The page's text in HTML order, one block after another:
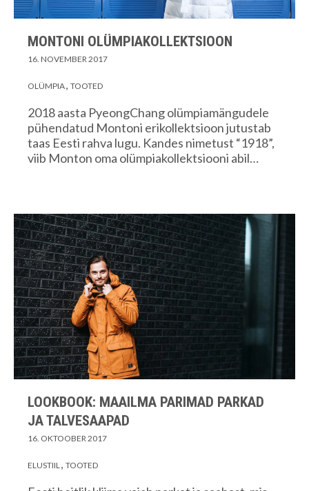
MONTONI OLÜMPIAKOLLEKTSIOON
16. NOVEMBER 2017
OLÜMPIA TOOTED
2018 aasta PyeongChang olümpiamängudele
pühendatud Montoni erikollektsioon jutustab
taas Eesti rahva lugu. Kandes nimetust “1918”,
viib Monton oma olümpiakollektsiooni abil…
LOOKBOOK: MAAILMA PARIMAD PARKAD
JA TALVESAAPAD
16. OKTOOBER 2017
ELUSTIIL TOOTED